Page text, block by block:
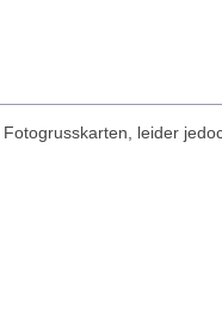
leider